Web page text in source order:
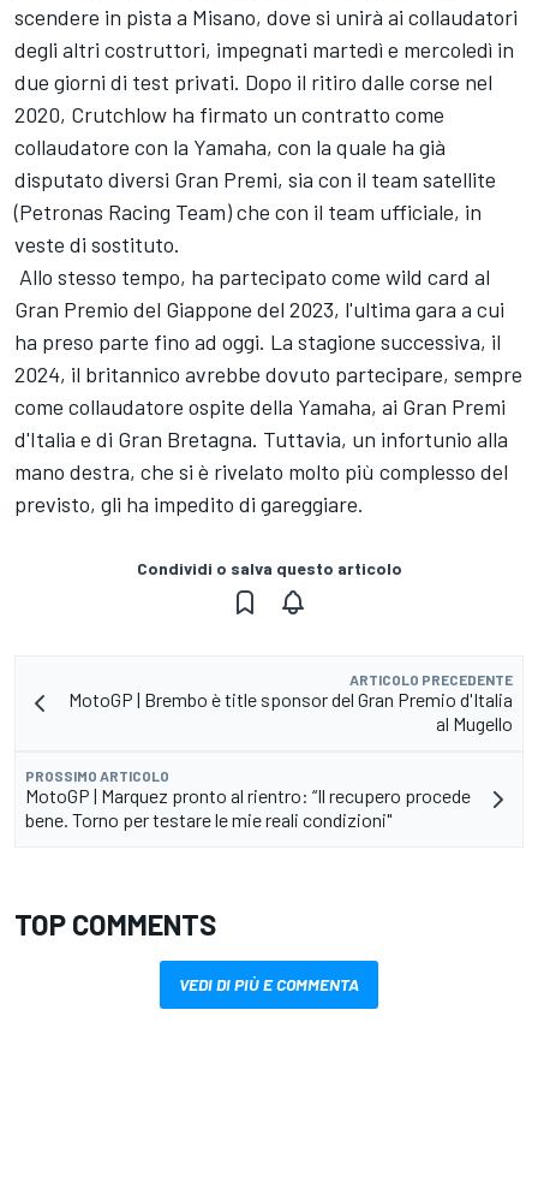
scendere in pista a Misano, dove si unirà ai collaudatori
degli altri costruttori, impegnati martedì e mercoledì in
due giorni di test privati. Dopo il ritiro dalle corse nel
2020, Crutchlow ha firmato un contratto come
collaudatore con la Yamaha, con la quale ha già
disputato diversi Gran Premi, sia con il team satellite
(Petronas Racing Team) che con il team ufficiale, in
veste di sostituto.
Allo stesso tempo, ha partecipato come wild card al
Gran Premio del Giappone del 2023, l'ultima gara a cui
ha preso parte fino ad oggi. La stagione successiva, il
2024, il britannico avrebbe dovuto partecipare, sempre
come collaudatore ospite della Yamaha, ai Gran Premi
d'Italia e di Gran Bretagna. Tuttavia, un infortunio alla
mano destra, che si è rivelato molto più complesso del
previsto, gli ha impedito di gareggiare.
Condividi o salva questo articolo
ARTICOLO PRECEDENTE
MotoGP | Brembo è title sponsor del Gran Premio d'Italia
al Mugello
PROSSIMO ARTICOLO
MotoGP | Marquez pronto al rientro: “Il recupero procede
bene. Torno per testare le mie reali condizioni"
TOP COMMENTS
VEDI DI PIÙ E COMMENTA